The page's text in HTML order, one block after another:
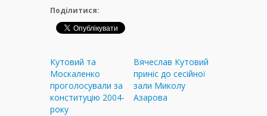
Поділитися:
Кутовий та
Москаленко
проголосували за
конституцію 2004-
року
Вячеслав Кутовий
приніс до сесійної
зали Миколу
Азарова